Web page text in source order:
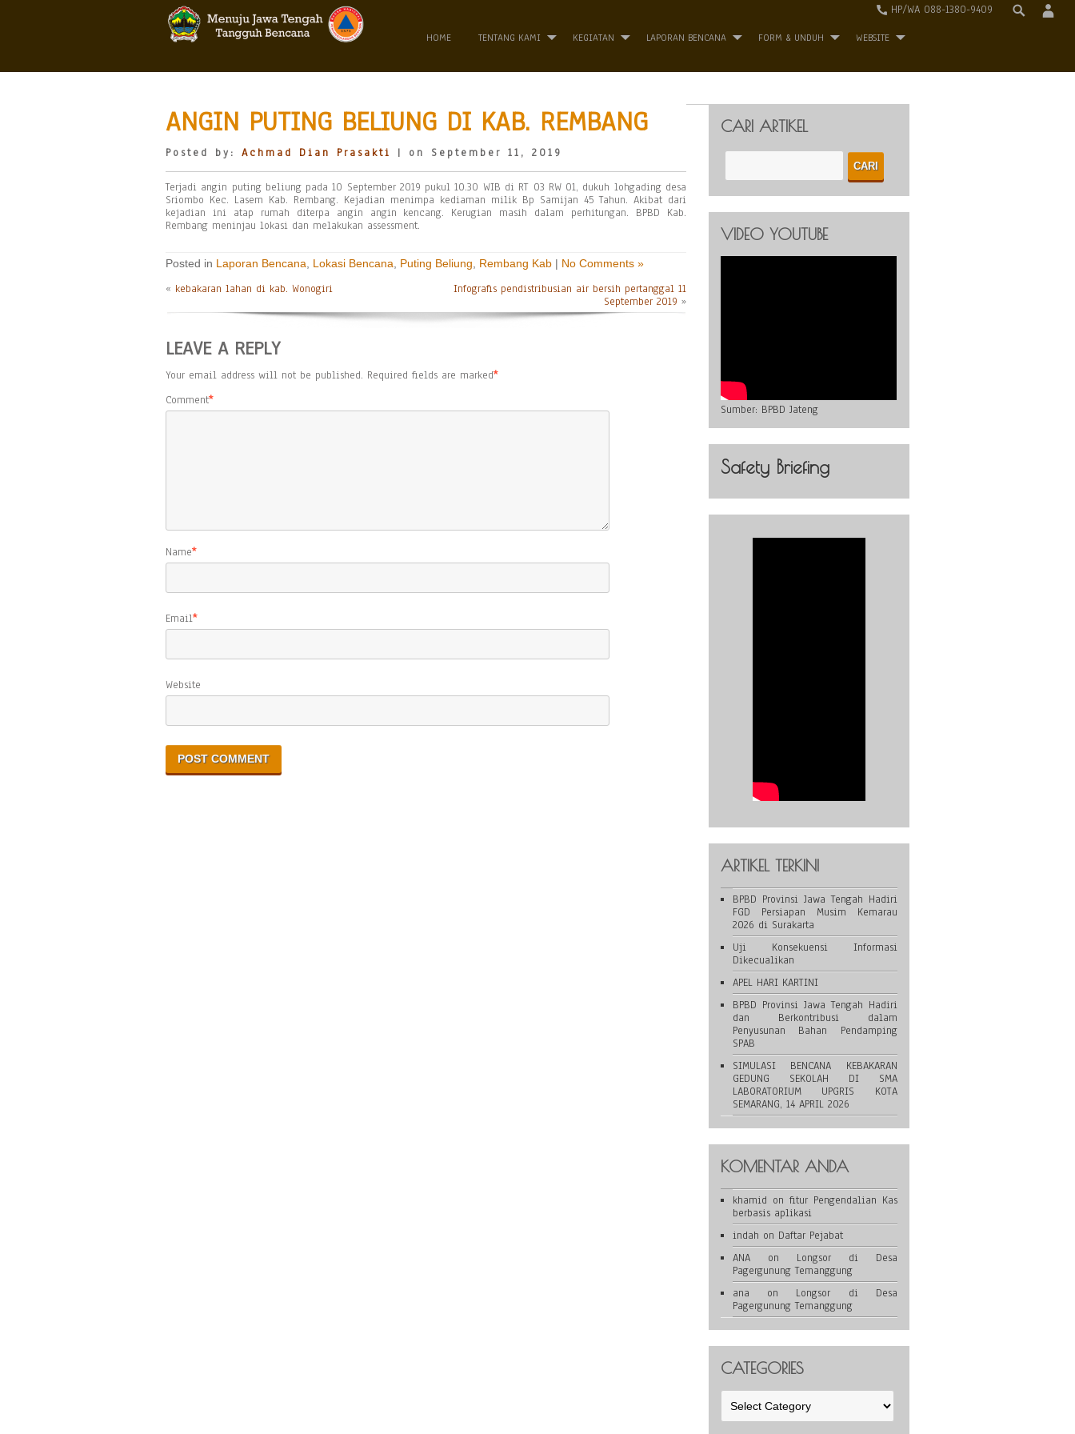
HP/WA 088-1380-9409
HOME TENTANG KAMI KEGIATAN LAPORAN BENCANA FORM & UNDUH WEBSITE
ANGIN PUTING BELIUNG DI KAB. REMBANG
Posted by: Achmad Dian Prasakti | on September 11, 2019
Terjadi angin puting beliung pada 10 September 2019 pukul 10.30 WIB di RT 03 RW 01, dukuh lohgading desa
Sriombo Kec. Lasem Kab. Rembang. Kejadian menimpa kediaman milik Bp Samijan 45 Tahun. Akibat dari
kejadian ini atap rumah diterpa angin angin kencang. Kerugian masih dalam perhitungan. BPBD Kab.
Rembang meninjau lokasi dan melakukan assessment.
Posted in Laporan Bencana Lokasi Bencana Puting Beliung Rembang Kab | No Comments »
« kebakaran lahan di kab. Wonogiri
Infografis pendistribusian air bersih pertanggal 11
September 2019 »
LEAVE A REPLY
Your email address will not be published. Required fields are marked*
Comment*
Name*
Email*
Website
CARI ARTIKEL
VIDEO YOUTUBE
Sumber: BPBD Jateng
Safety Briefing
ARTIKEL TERKINI
BPBD Provinsi Jawa Tengah Hadiri
FGD Persiapan Musim Kemarau
2026 di Surakarta
Uji Konsekuensi Informasi
Dikecualikan
APEL HARI KARTINI
BPBD Provinsi Jawa Tengah Hadiri
dan Berkontribusi dalam
Penyusunan Bahan Pendamping
SPAB
SIMULASI BENCANA KEBAKARAN
GEDUNG SEKOLAH DI SMA
LABORATORIUM UPGRIS KOTA
SEMARANG, 14 APRIL 2026
KOMENTAR ANDA
khamid on fitur Pengendalian Kas
berbasis aplikasi
indah on Daftar Pejabat
ANAon Longsor di Desa
Pagergunung Temanggung
ana on Longsor di Desa
Pagergunung Temanggung
CATEGORIES
Categories